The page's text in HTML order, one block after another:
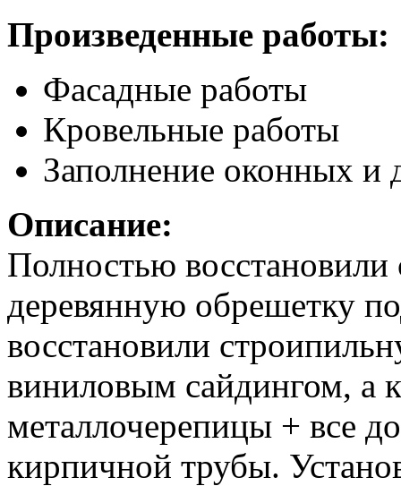
Произведенные работы:
Фасадные работы
Кровельные работы
Заполнение оконных и
Описание:
Полностью
деревянную обрешетку
восстановили
виниловым сайдингом, а
металлочерепицы + все
кирпичной трубы.